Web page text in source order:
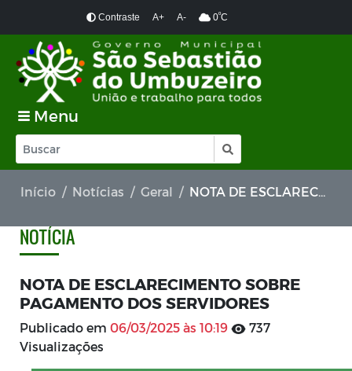
Contraste A+ A- 0ºC
Menu
Início Notícias Geral NOTA DE ESCLARECIMENTO SOBRE PAGAMENTO DOS SERVIDORES
NOTÍCIA
NOTA DE ESCLARECIMENTO SOBRE
PAGAMENTO DOS SERVIDORES
Publicado em 06/03/2025 às 10:19
737
Visualizações